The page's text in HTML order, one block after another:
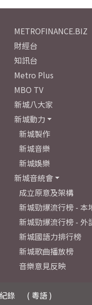
錄
( 粵語 )
METROFINANCE.BIZ
財經台
知訊台
Metro Plus
MBO TV
新城八大家
新城動力
新城製作
新城音樂
新城娛樂
新城音統會
成立原意及架構
新城勁爆流行榜 - 本
新城勁爆流行榜 - 外
新城國語力排行榜
新城歌曲播放榜
音樂意見反映